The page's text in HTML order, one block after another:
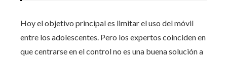
Hoy el objetivo principal es limitar el uso del móvil
entre los adolescentes. Pero los expertos coinciden en
que centrarse en el control no es una buena solución a